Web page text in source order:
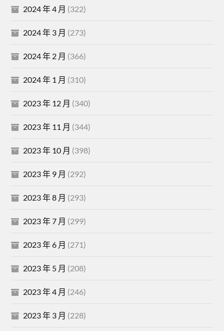
2024 年 4 月 (322)
2024 年 3 月 (273)
2024 年 2 月 (366)
2024 年 1 月 (310)
2023 年 12 月 (340)
2023 年 11 月 (344)
2023 年 10 月 (398)
2023 年 9 月 (292)
2023 年 8 月 (293)
2023 年 7 月 (299)
2023 年 6 月 (271)
2023 年 5 月 (208)
2023 年 4 月 (246)
2023 年 3 月 (228)